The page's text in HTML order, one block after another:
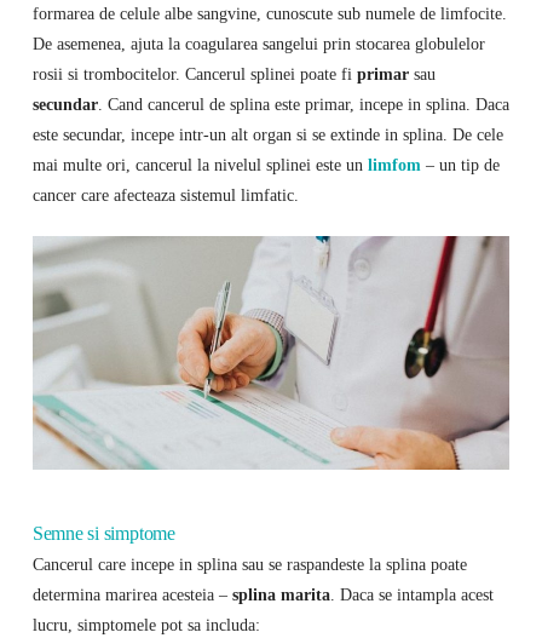
formarea de celule albe sangvine, cunoscute sub numele de limfocite.
De asemenea, ajuta la coagularea sangelui prin stocarea globulelor
rosii si trombocitelor. Cancerul splinei poate fi primarsau
secundar. Cand cancerul de splina este primar, incepe in splina. Daca
este secundar, incepe intr-un alt organ si se extinde in splina. De cele
mai multe ori, cancerul la nivelul splinei este un limfom – un tip de
cancer care afecteaza sistemul limfatic.
Semne si simptome
Cancerul care incepe in splina sau se raspandeste la splina poate
determina marirea acesteia –splina marita. Daca se intampla acest
lucru, simptomele pot sa includa: